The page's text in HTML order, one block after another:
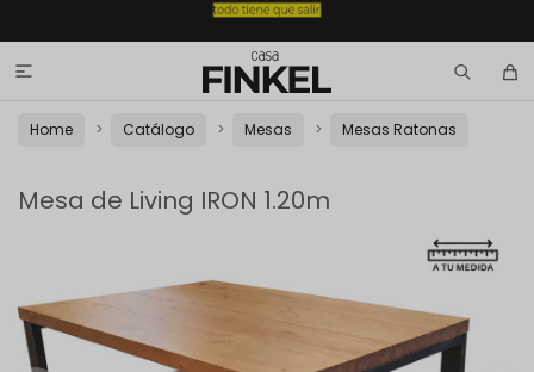

Home Catálogo Mesas Mesas Ratonas
Mesa de Living IRON 1.20m